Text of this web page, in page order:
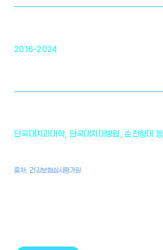
2016-2024
단국대치과대학, 단국대치대병원, 순천향대 등
출처: 건강보험심사평가원